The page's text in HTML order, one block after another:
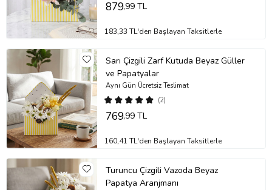
879,99 TL
183,33 TL'den Başlayan Taksitlerle
Sarı Çizgili Zarf Kutuda Beyaz Güller
ve Papatyalar
(2)
Aynı Gün Ücretsiz Teslimat
769,99 TL
160,41 TL'den Başlayan Taksitlerle
Turuncu Çizgili Vazoda Beyaz
Papatya Aranjmanı